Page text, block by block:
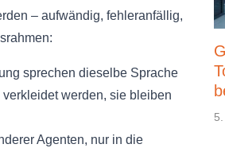
– aufwändig, fehleranfällig,
sprechen dieselbe Sprache
werden, sie bleiben
Agenten, nur in die